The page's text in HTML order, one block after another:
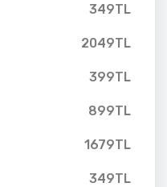
349TL
2049TL
399TL
899TL
1679TL
349TL